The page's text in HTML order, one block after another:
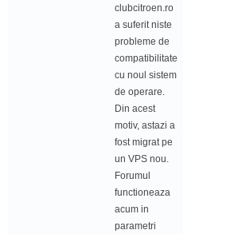
clubcitroen.ro
a suferit niste
probleme de
compatibilitate
cu noul sistem
de operare.
Din acest
motiv, astazi a
fost migrat pe
un VPS nou.
Forumul
functioneaza
acum in
parametri